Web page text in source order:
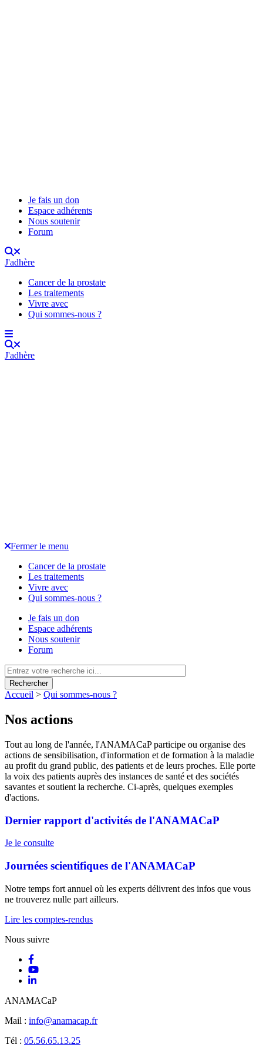
Je fais un don
Espace adhérents
Nous soutenir
Forum
J'adhère
Cancer de la prostate
Les traitements
Vivre avec
Qui sommes-nous ?
J'adhère
Fermer le menu
Cancer de la prostate
Les traitements
Vivre avec
Qui sommes-nous ?
Je fais un don
Espace adhérents
Nous soutenir
Forum
Rechercher
Accueil > Qui sommes-nous ?
Nos actions
Tout au long de l'année, l'ANAMACaP participe ou organise des
actions de sensibilisation, d'information et de formation à la maladie
au profit du grand public, des patients et de leurs proches. Elle porte
la voix des patients auprès des instances de santé et des sociétés
savantes et soutient la recherche. Ci-après, quelques exemples
d'actions.
Dernier rapport d'activités de l'ANAMACaP
Je le consulte
Journées scientifiques de l'ANAMACaP
Notre temps fort annuel où les experts délivrent des infos que vous
ne trouverez nulle part ailleurs.
Lire les comptes-rendus
Nous suivre
ANAMACaP
Mail : info@anamacap.fr
Tél : 05.56.65.13.25